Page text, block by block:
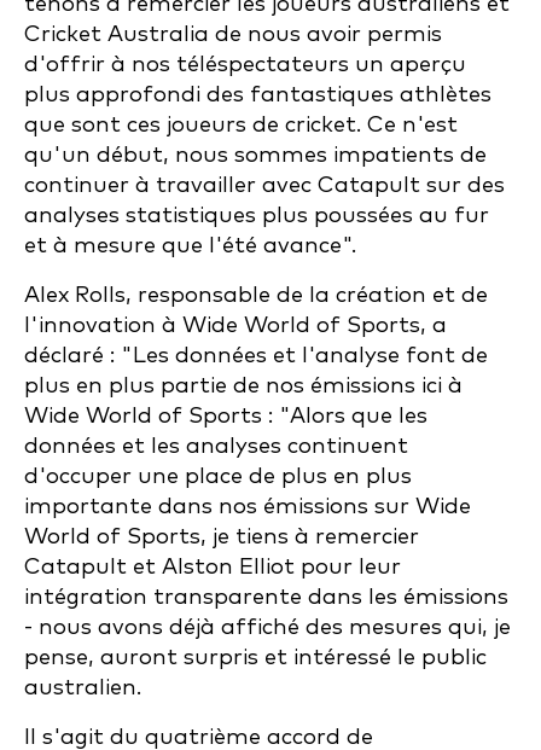
Cricket Australia de nous avoir permis
d'offrir à nos téléspectateurs un aperçu
plus approfondi des fantastiques athlètes
que sont ces joueurs de cricket. Ce n'est
qu'un début, nous sommes impatients de
continuer à travailler avec Catapult sur des
analyses statistiques plus poussées au fur
et à mesure que l'été avance".
Alex Rolls, responsable de la création et de
l'innovation à Wide World of Sports, a
déclaré : "Les données et l'analyse font de
plus en plus partie de nos émissions ici à
Wide World of Sports : "Alors que les
données et les analyses continuent
d'occuper une place de plus en plus
importante dans nos émissions sur Wide
World of Sports, je tiens à remercier
Catapult et Alston Elliot pour leur
intégration transparente dans les émissions
- nous avons déjà affiché des mesures qui, je
pense, auront surpris et intéressé le public
australien.
Il s'agit du quatrième accord de